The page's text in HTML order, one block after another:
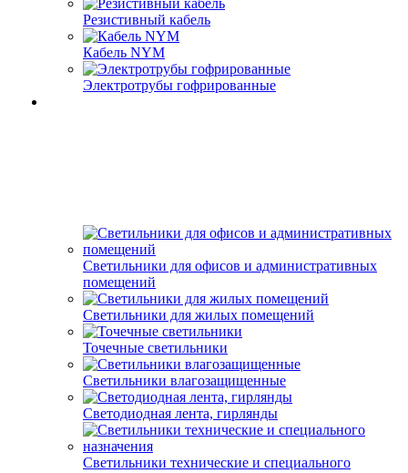
Резистивный кабель
Кабель NYM
Электротрубы гофрированные
Светильники для офисов и административных
помещений
Светильники для жилых помещений
Точечные светильники
Светильники влагозащищенные
Светодиодная лента, гирлянды
Светильники технические и специального